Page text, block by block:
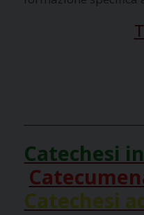
Catechesi
Catechesi